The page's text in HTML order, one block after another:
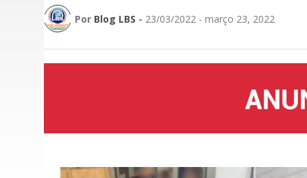
Por Blog LBS - 23/03/2022 - março 23, 2022